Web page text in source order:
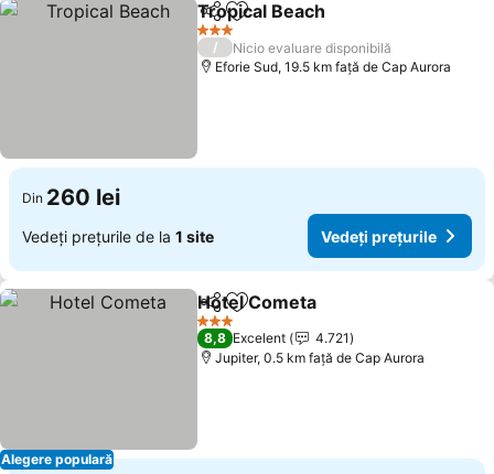
DistribuițiAdăugaţi la favorite
Tropical Beach
3 Stele
/
Nicio evaluare disponibilă
Eforie Sud, 19.5 km faţă de Cap Aurora
Din 260 lei
Vedeți prețurile de la 1 site Vedeți prețurile
Alegere populară
DistribuițiAdăugaţi la favorite
Hotel Cometa
3 Stele
8,8 Excelent
4.721
Jupiter, 0.5 km faţă de Cap Aurora